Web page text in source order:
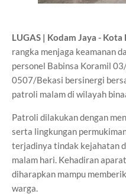
LUGAS | Kodam Jaya - Kota
rangka menjaga keamanan
personel Babinsa Koramil
0507/Bekasi bersinergi
patroli malam di wilayah
Patroli dilakukan dengan
serta lingkungan
terjadinya tindak kejahatan
malam hari. Kehadiran
diharapkan mampu
warga.